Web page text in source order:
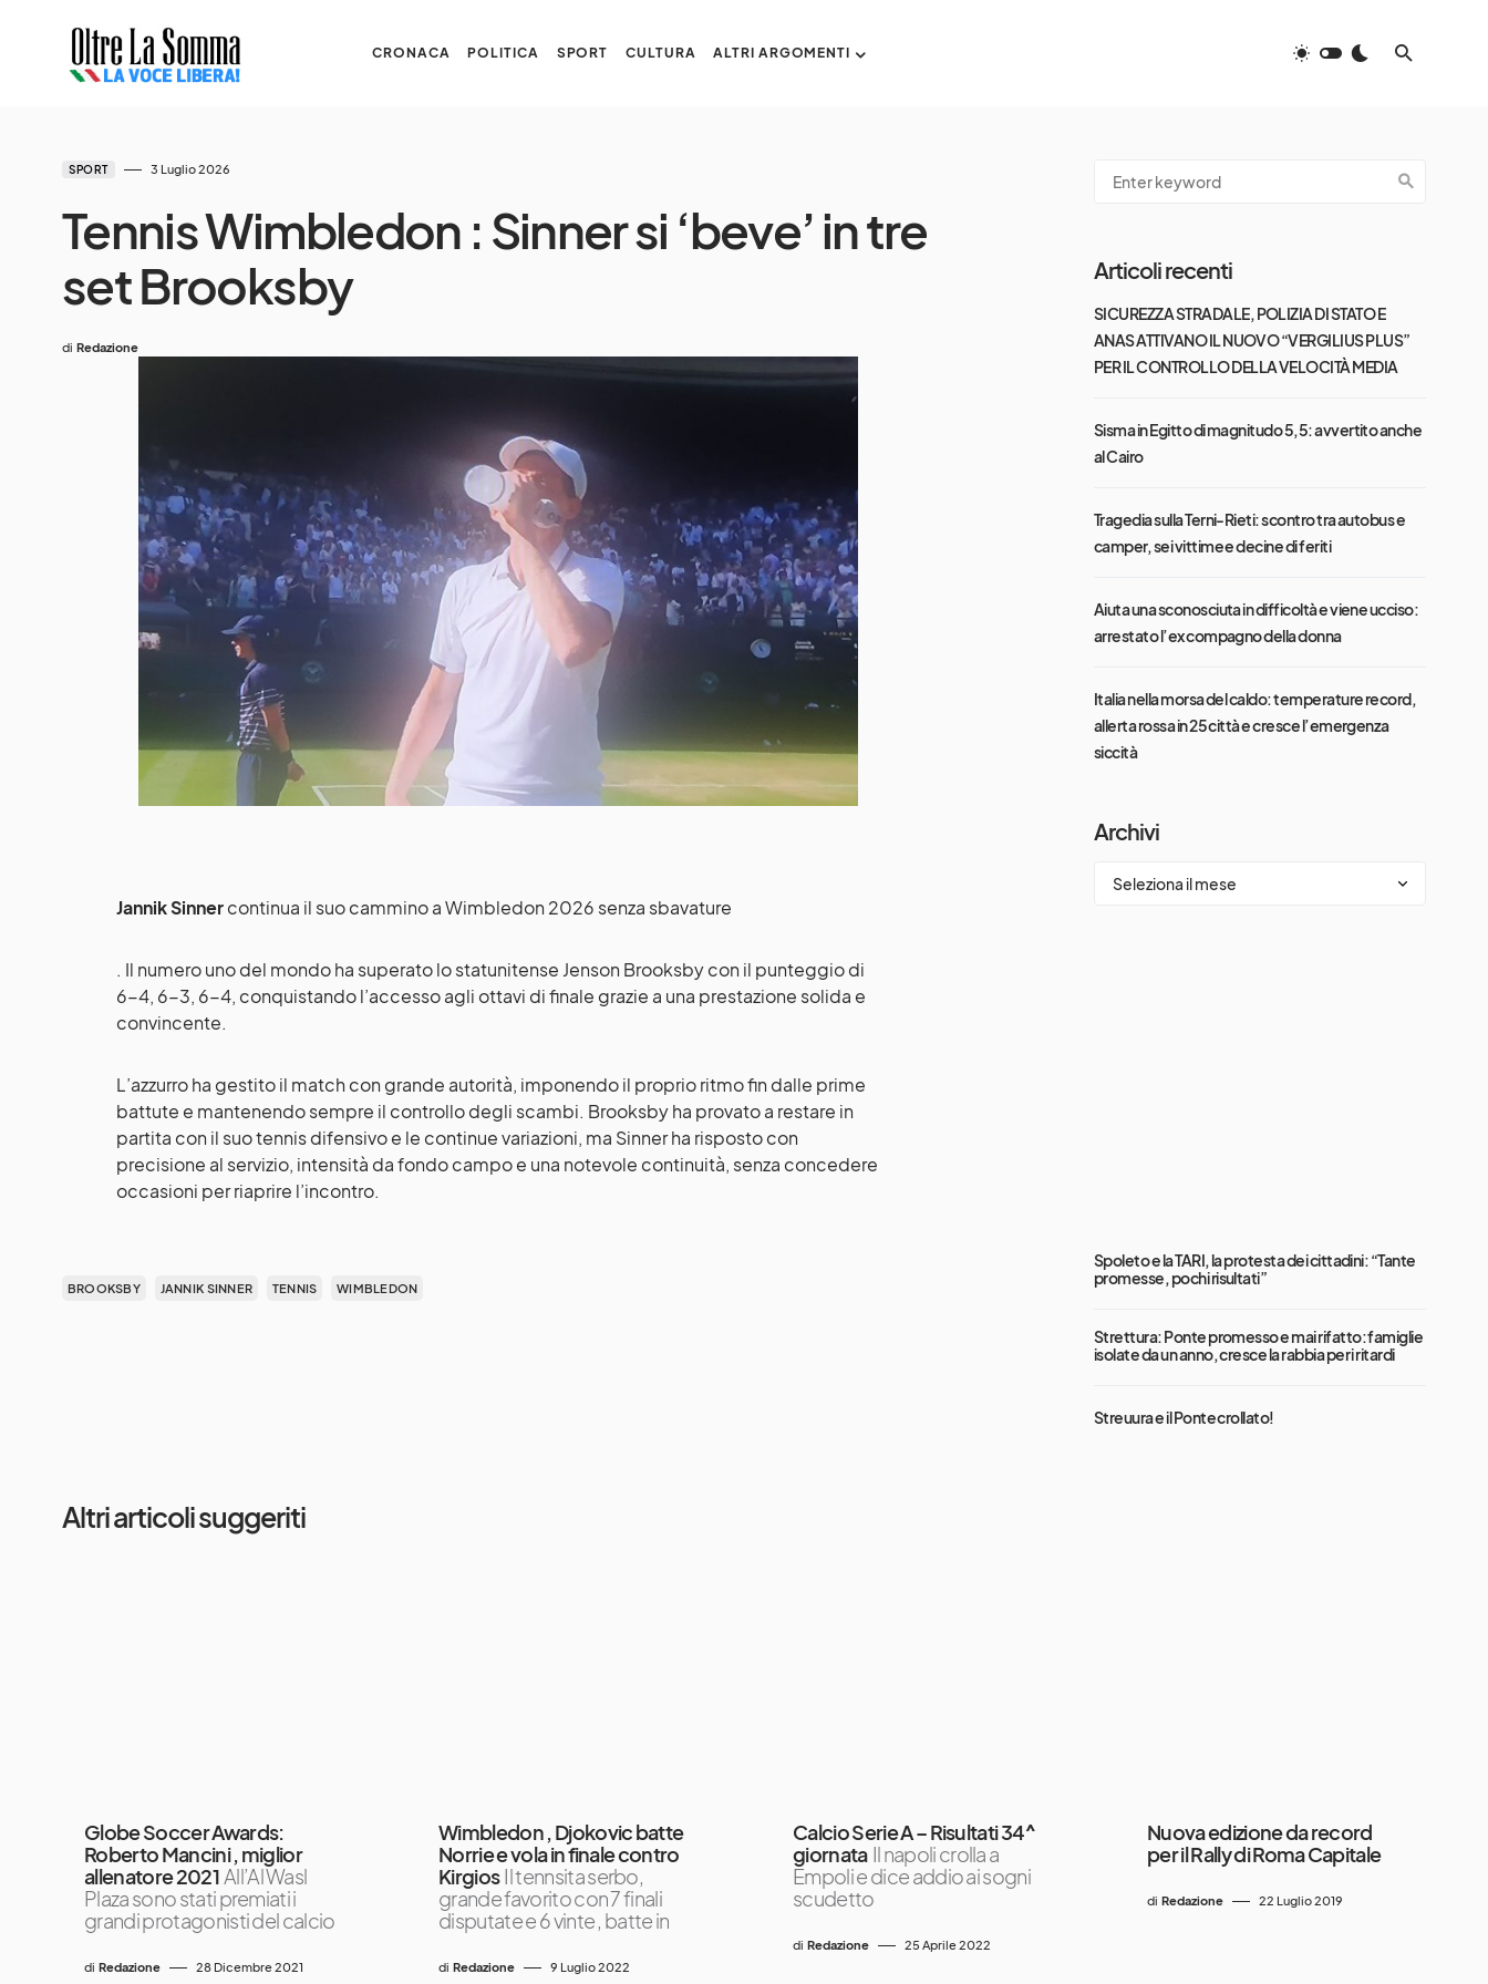
CRONACA POLITICA SPORT CULTURA ALTRI ARGOMENTI
SPORT 3 Luglio 2026
Tennis Wimbledon : Sinner si ‘beve’ in tre
set Brooksby
di Redazione
Jannik Sinnercontinua il suo cammino a Wimbledon 2026 senza sbavature
. Il numero uno del mondo ha superato lo statunitense Jenson Brooksby con il punteggio di
6-4, 6-3, 6-4, conquistando l’accesso agli ottavi di finale grazie a una prestazione solida e
convincente.
L’azzurro ha gestito il match con grande autorità, imponendo il proprio ritmo fin dalle prime
battute e mantenendo sempre il controllo degli scambi. Brooksby ha provato a restare in
partita con il suo tennis difensivo e le continue variazioni, ma Sinner ha risposto con
precisione al servizio, intensità da fondo campo e una notevole continuità, senza concedere
occasioni per riaprire l’incontro.
BROOKSBY JANNIK SINNER TENNIS WIMBLEDON
Articoli recenti
SICUREZZA STRADALE, POLIZIA DI STATO E
ANAS ATTIVANO IL NUOVO “VERGILIUS PLUS”
PER IL CONTROLLO DELLA VELOCITÀ MEDIA
Sisma in Egitto di magnitudo 5,5: avvertito anche
al Cairo
Tragedia sulla Terni-Rieti: scontro tra autobus e
camper, sei vittime e decine di feriti
Aiuta una sconosciuta in difficoltà e viene ucciso:
arrestato l’ex compagno della donna
Italia nella morsa del caldo: temperature record,
allerta rossa in 25 città e cresce l’emergenza
siccità
Archivi
Spoleto e la TARI, la protesta dei cittadini: “Tante
promesse, pochi risultati”
Strettura: Ponte promesso e mai rifatto: famiglie
isolate da un anno, cresce la rabbia per i ritardi
Streuura e il Ponte crollato!
Altri articoli suggeriti
Globe Soccer Awards:
Roberto Mancini , miglior
allenatore 2021 All’Al Wasl
Plaza sono stati premiati i
grandi protagonisti del calcio
di Redazione 28 Dicembre 2021
Wimbledon , Djokovic batte
Norrie e vola in finale contro
Kirgios Il tennsita serbo,
grande favorito con 7 finali
disputate e 6 vinte , batte in
di Redazione 9 Luglio 2022
Calcio Serie A – Risultati 34^
giornata Il napoli crolla a
Empoli e dice addio ai sogni
scudetto
di Redazione 25 Aprile 2022
Nuova edizione da record
per il Rally di Roma Capitale
di Redazione 22 Luglio 2019